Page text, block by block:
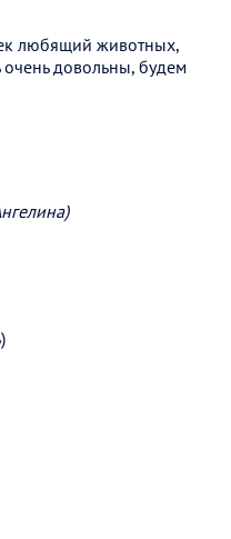
любящий животных,
очень довольны, будем